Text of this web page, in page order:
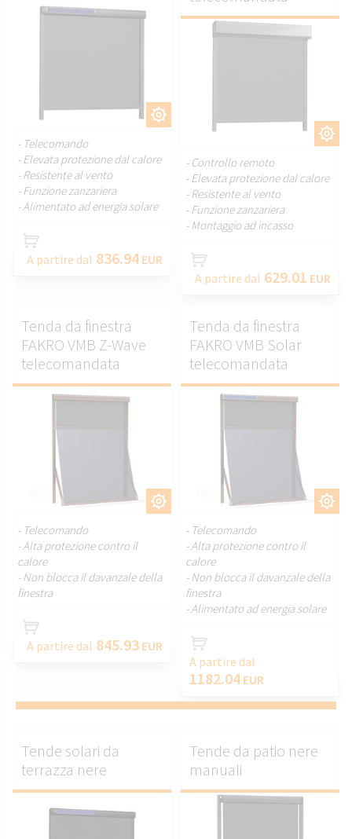
- Telecomando
- Elevata protezione dal calore
- Resistente al vento
- Funzione zanzariera
- Alimentato ad energia solare
A partire dal 836.94 EUR
PERSONALIZZARE.
- Controllo remoto
- Elevata protezione dal calore
- Resistente al vento
- Funzione zanzariera
- Montaggio ad incasso
A partire dal 629.01 EUR
PERSONALIZZARE.
Tenda da finestra
FAKRO VMB Z-Wave
telecomandata
- Telecomando
- Alta protezione contro il
calore
- Non blocca il davanzale della
finestra
A partire dal 845.93 EUR
PERSONALIZZARE.
Tenda da finestra
FAKRO VMB Solar
telecomandata
- Telecomando
- Alta protezione contro il
calore
- Non blocca il davanzale della
finestra
- Alimentato ad energia solare
A partire dal
1182.04 EUR
Tende solari da
terrazza nere
Tende da patio nere
manuali